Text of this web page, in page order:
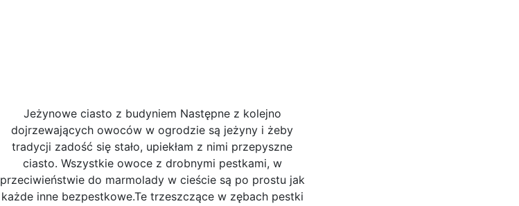
Jeżynowe ciasto z budyniem Następne z kolejno
dojrzewających owoców w ogrodzie są jeżyny i żeby
tradycji zadość się stało, upiekłam z nimi przepyszne
ciasto. Wszystkie owoce z drobnymi pestkami, w
przeciwieństwie do marmolady w cieście są po prostu jak
każde inne bezpestkowe.Te trzeszczące w zębach pestki